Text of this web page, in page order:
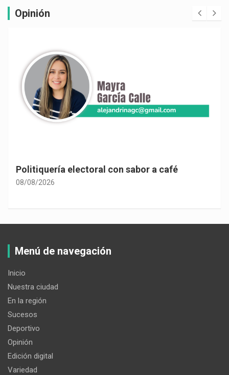
Opinión
Politiquería electoral con sabor a café
08/08/2026
Menú de navegación
Inicio
Nuestra ciudad
En la región
Sucesos
Deportivo
Opinión
Edición digital
Variedad